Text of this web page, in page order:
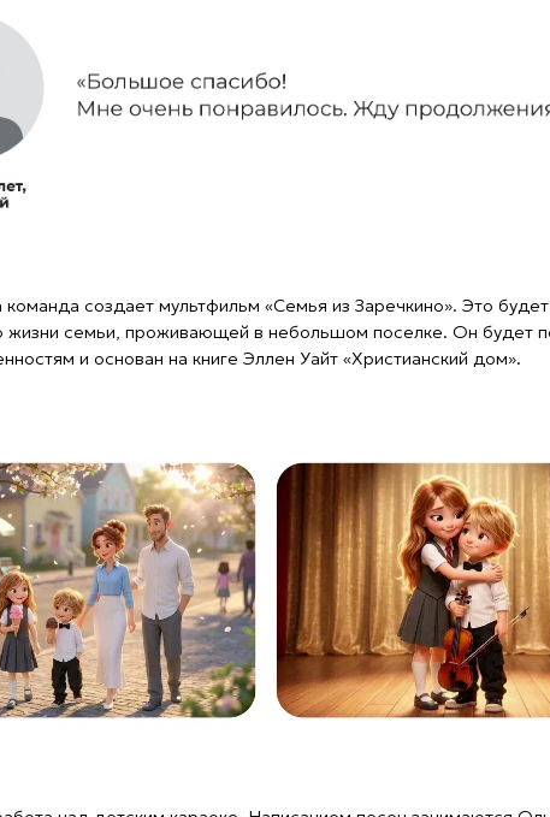
детским караоке. Написанием песен занимаются Ольга
истории», который полюбился тысячам юных зрителей
каждой серии напоминает реальный диалог ребенка
аниматор Николай Волков уже завершил работу над восьмой